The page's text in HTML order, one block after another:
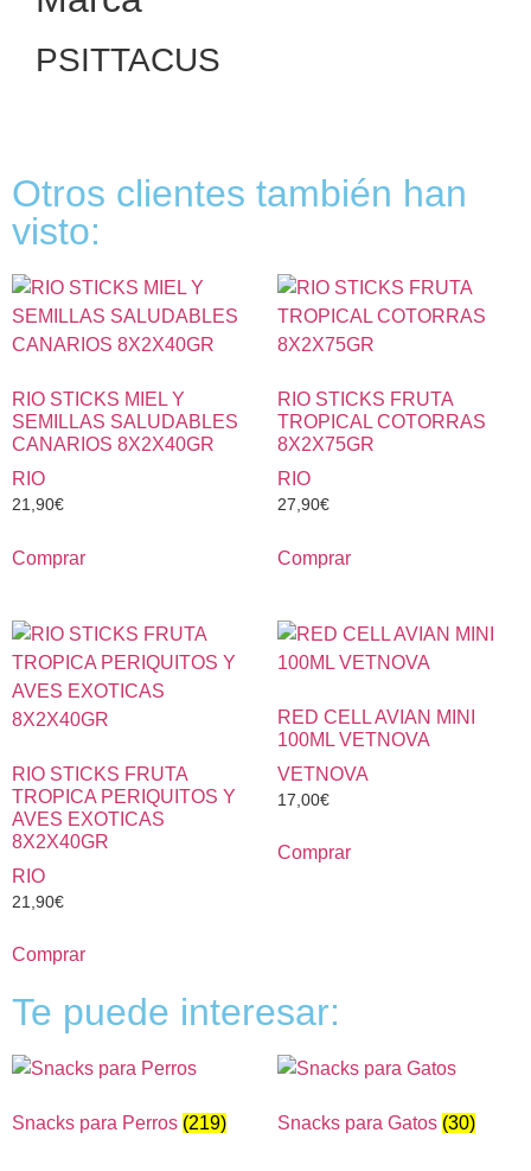
PSITTACUS
Otros clientes también han
visto:
RIO STICKS MIEL Y
SEMILLAS SALUDABLES
CANARIOS 8X2X40GR
RIO
21,90€
Comprar
RIO STICKS FRUTA
TROPICAL COTORRAS
8X2X75GR
RIO
27,90€
Comprar
RIO STICKS FRUTA
TROPICA PERIQUITOS Y
AVES EXOTICAS
8X2X40GR
RIO
21,90€
Comprar
RED CELL AVIAN MINI
100ML VETNOVA
VETNOVA
17,00€
Comprar
Te puede interesar:
Snacks para Perros (219) Snacks para Gatos (30)